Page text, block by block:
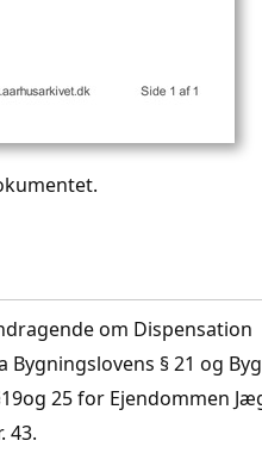
om Dispensation
Bygningslovens § 21 og
25 for Ejendommen
43.